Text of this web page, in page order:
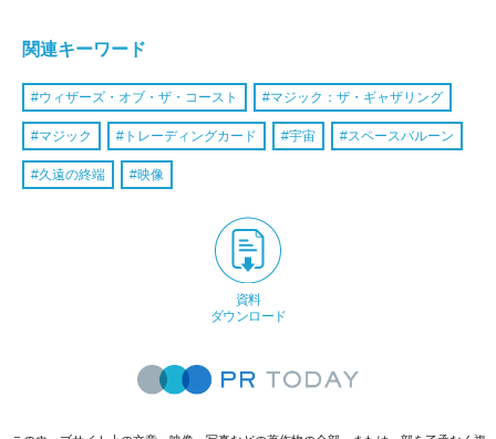
関連キーワード
ウィザーズ・オブ・ザ・コースト マジック：ザ・ギャザリング
マジック トレーディングカード 宇宙 スペースバルーン
久遠の終端 映像
資料
ダウンロード